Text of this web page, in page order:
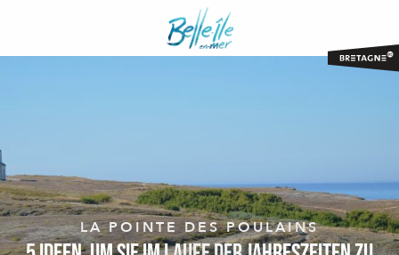
contenu
LA POINTE DES POULAINS